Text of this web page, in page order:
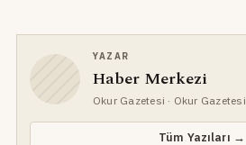
YAZAR
Haber Merkezi
Okur Gazetesi · Okur Gazetesi
Tüm Yazıları →